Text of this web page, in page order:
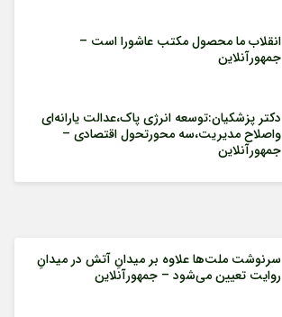
انقلاب ما محصول مکتب عاشورا است –
جمهورآنلاین
دکتر پزشکیان:توسعه انرژی پاک،عدالت یارانه‌ای
واصلاح مدیریت،سه محورتحول اقتصادی –
جمهورآنلاین
سرنوشت ملت‌ها علاوه بر میدانِ آتش در میدانِ
روایت تعیین می‌شود – جمهورآنلاین